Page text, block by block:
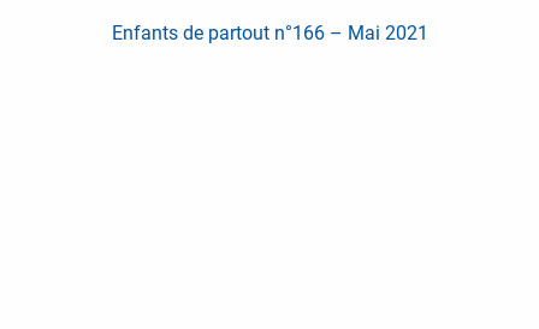
Enfants de partout n°166 – Mai 2021